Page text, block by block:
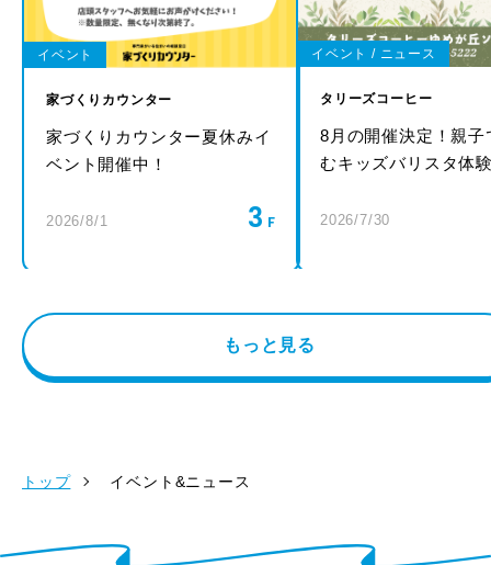
イベント
家づくりカウンター
家づくりカウンター夏休みイ
ベント開催中！
2026/8/1 3
イベント / ニュース
タリーズコーヒー
8月の開催決定！親子
むキッズバリスタ体
2026/7/30
もっと見る
トップ イベント&ニュース